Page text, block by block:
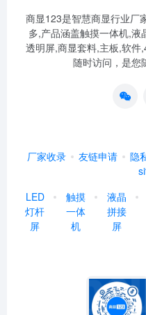
商显123是智慧商显行业厂
多,产品涵盖触摸一体机,
透明屏,商显套料,主板,软件
随时访问，是您
厂家收录 友链申请 隐
LED
灯杆
屏
触摸
一体
机
液晶
拼接
屏